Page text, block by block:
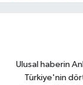
Ulusal haberin
Türkiye'nin